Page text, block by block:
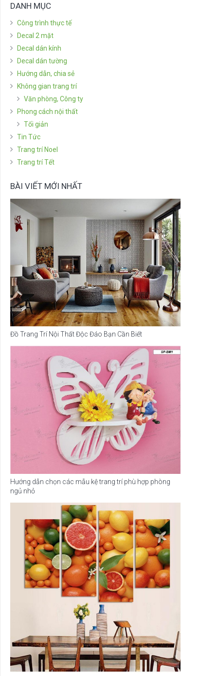
DANH MỤC
Công trình thực tế
Decal 2 mặt
Decal dán kính
Decal dán tường
Hướng dẫn, chia sẻ
Không gian trang trí
Văn phòng, Công ty
Phong cách nội thất
Tối giản
Tin Tức
Trang trí Noel
Trang trí Tết
BÀI VIẾT MỚI NHẤT
Đồ Trang Trí Nội Thất Độc Đáo Bạn Cần Biết
Hướng dẫn chọn các mẫu kệ trang trí phù hợp phòng
ngủ nhỏ